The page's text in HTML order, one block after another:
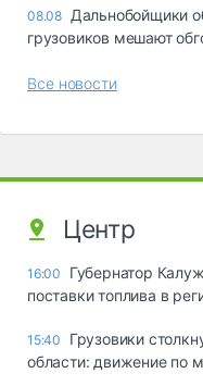
08.08 Дальнобойщики
грузовиков мешают
Все новости
Центр
16:00
Губернатор
поставки топлива в
15:40
Грузовики
области: движение по